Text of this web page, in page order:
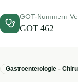
GOT-Nummern
GOT 462
Gastroenterologie –